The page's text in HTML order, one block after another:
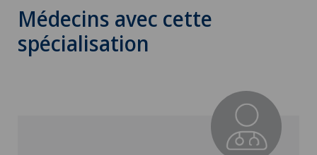
Médecins avec cette
spécialisation